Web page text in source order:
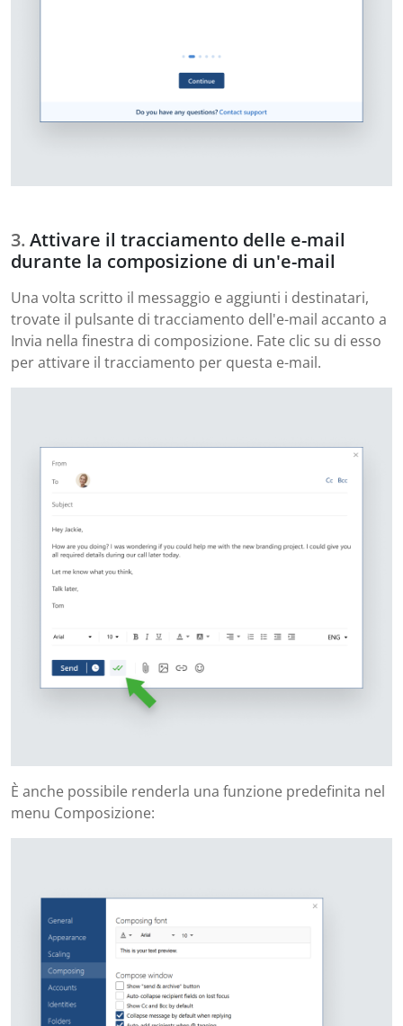
Attivare il tracciamento delle e-mail
durante la composizione di un'e-mail
Una volta scritto il messaggio e aggiunti i destinatari,
trovate il pulsante di tracciamento dell'e-mail accanto a
Invia nella finestra di composizione. Fate clic su di esso
per attivare il tracciamento per questa e-mail.
È anche possibile renderla una funzione predefinita nel
menu Composizione: